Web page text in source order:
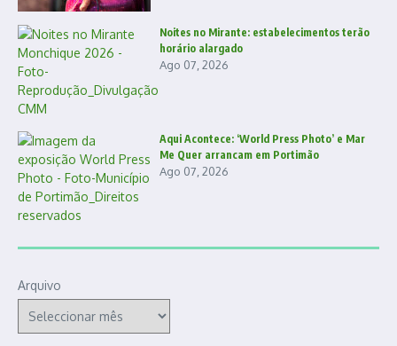
Noites no Mirante: estabelecimentos terão
horário alargado
Ago 07, 2026
Aqui Acontece: ‘World Press Photo’ e Mar
Me Quer arrancam em Portimão
Ago 07, 2026
Arquivo